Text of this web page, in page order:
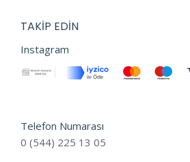
TAKIP EDIN
Instagram
Telefon Numarası
0 (544) 225 13 05